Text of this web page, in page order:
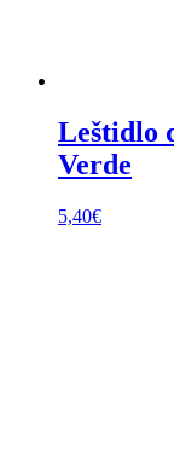
Leštidlo
Verde
5,40€